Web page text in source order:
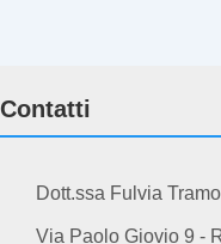
Contatti
Dott.ssa Fulvia
Via Paolo Giovio 9 -